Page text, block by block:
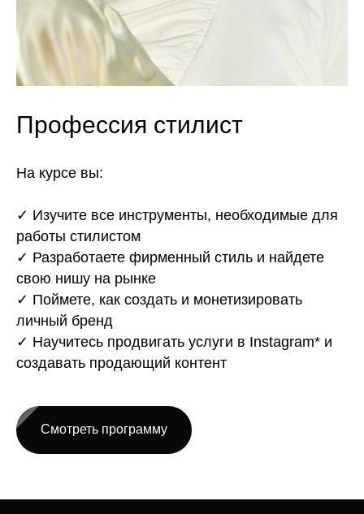
Профессия стилист
На курсе вы:
✓ Изучите все инструменты, необходимые для
работы стилистом
✓ Разработаете фирменный стиль и найдете
свою нишу на рынке
✓ Поймете, как создать и монетизировать
личный бренд
✓ Научитесь продвигать услуги в Instagram* и
создавать продающий контент
Смотреть программу
Не просто школа
предпринимателей в модной индустрии. С 2013
года мы помогаем создавать бренды и расти
модному бизнесу. Мы объединяем экспертов
из fashion-индустрии, помогаем обмениваться
Входимв топ-70 лучших он лайн-школ
О нас пишут Forbes, The Village, vc.ru, rb.ru,
«Коммерсантъ», «РИА Новости» и другие